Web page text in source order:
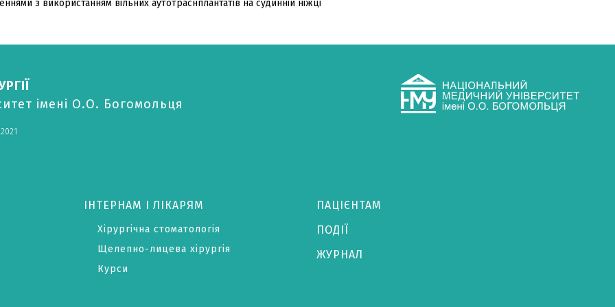
з використанням вільних аутотраснплантатів на судинній ніжці
імені О.О. Богомольця
ІНТЕРНАМ І ЛІКАРЯМ
Хірургічна стоматологія
Щелепно-лицева хірургія
Курси
ПАЦІЄНТАМ
ПОДІЇ
ЖУРНАЛ